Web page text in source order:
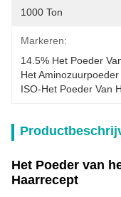
1000 Ton
Markeren:
14.5% Het Poeder
Het
ISO-Het Poeder Van
Het Poeder van
Haarrecept